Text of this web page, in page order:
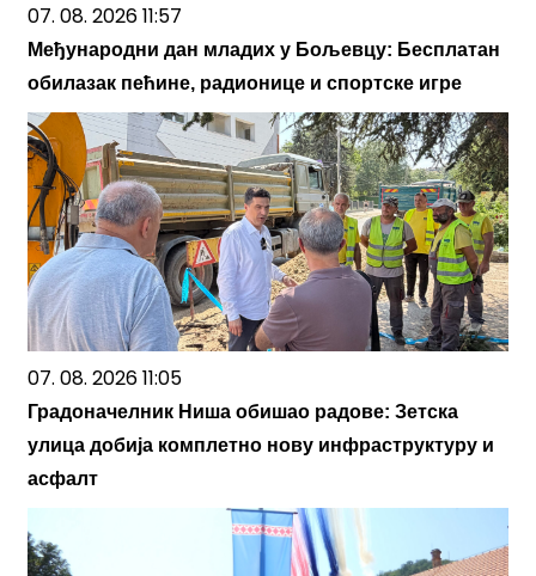
07. 08. 2026 11:57
Међународни дан младих у Бољевцу: Бесплатан
обилазак пећине, радионице и спортске игре
07. 08. 2026 11:05
Градоначелник Ниша обишао радове: Зетска
улица добија комплетно нову инфраструктуру и
асфалт